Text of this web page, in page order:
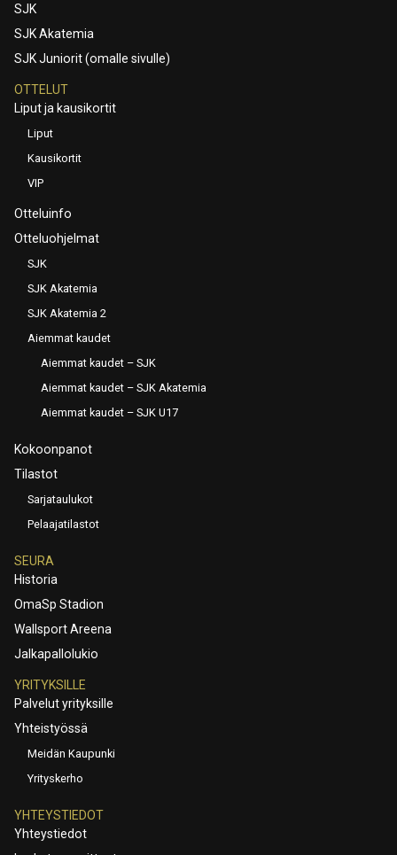
SJK
SJK Akatemia
SJK Juniorit (omalle sivulle)
OTTELUT
Liput ja kausikortit
Liput
Kausikortit
VIP
Otteluinfo
Otteluohjelmat
SJK
SJK Akatemia
SJK Akatemia 2
Aiemmat kaudet
Aiemmat kaudet – SJK
Aiemmat kaudet – SJK Akatemia
Aiemmat kaudet – SJK U17
Kokoonpanot
Tilastot
Sarjataulukot
Pelaajatilastot
SEURA
Historia
OmaSp Stadion
Wallsport Areena
Jalkapallolukio
YRITYKSILLE
Palvelut yrityksille
Yhteistyössä
Meidän Kaupunki
Yrityskerho
YHTEYSTIEDOT
Yhteystiedot